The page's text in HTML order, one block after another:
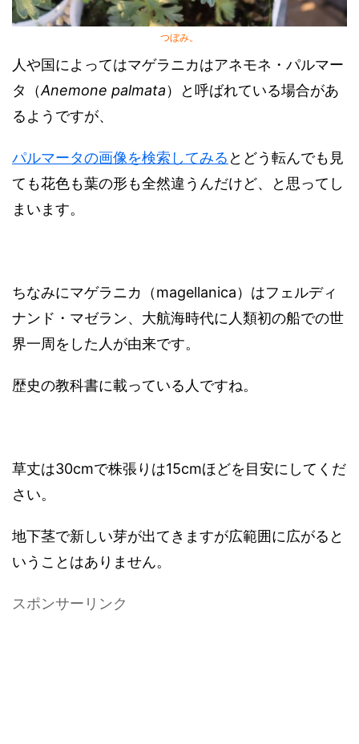
つぼみ。
人や国によってはマゲラニカはアネモネ・パルマー
タ（Anemone palmata）と呼ばれている場合があ
るようですが、
パルマータの画像を検索してみる とどう転んでも見
ても花色も葉の形も全然違うんだけど、と思ってし
まいます。
ちなみにマゲラニカ（magellanica）はフェルディ
ナンド・マゼラン、大航海時代に人類初の船での世
界一周をした人が由来です。
歴史の教科書に載っている人ですね。
草丈は30cmで株張りは15cmほどを目安にしてくだ
さい。
地下茎で新しい芽が出てきますが広範囲に広がると
いうことはありません。
スポンサーリンク